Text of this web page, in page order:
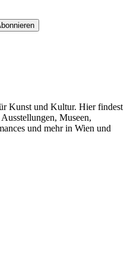
Kunst und Kultur. Hier findest
Museen,
und mehr in Wien und